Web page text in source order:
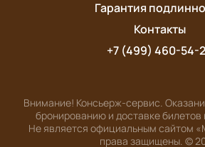
Гарантия
Контакты
+7 (499) 460-54-
Внимание! Консьерж-сервис.
бронированию и доставке
Не является официальным сайтом
права защищены. ©